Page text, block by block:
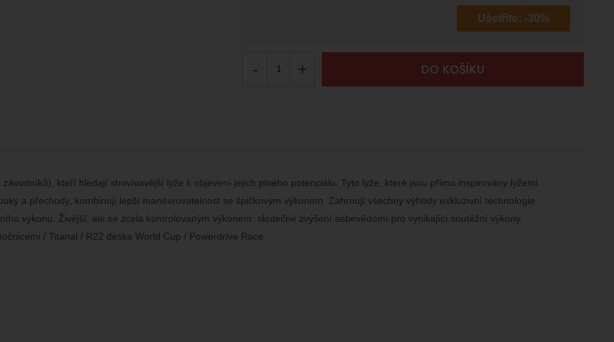
Ušetříte: -30%
- + DO KOŠÍKU
kteří hledají shovívavější lyže k objevení jejich plného potenciálu. Tyto lyže, které jsou přímo inspirovány lyžemi
a přechody, kombinují lepší manévrovatelnost se špičkovým výkonem. Zahrnují všechny výhody exkluzivní technologie
výkonu. Živější, ale se zcela kontrolovaným výkonem: skutečné zvýšení sebevědomí pro vynikající soutěžní výkony.
/ Titanal / R22 deska World Cup / Powerdrive Race.